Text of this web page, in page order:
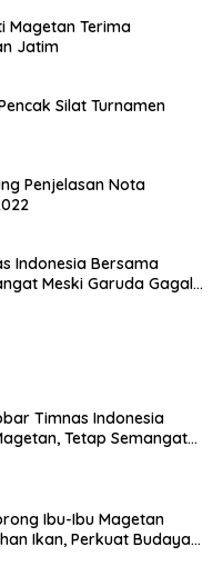
Magetan Terima
Jatim
Silat Turnamen
Penjelasan Nota
Indonesia Bersama
Meski Garuda Gagal
Timnas Indonesia
Tetap Semangat
Ibu-Ibu Magetan
Ikan, Perkuat Budaya